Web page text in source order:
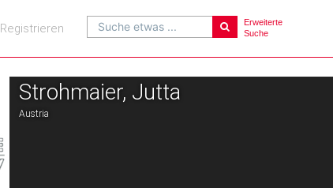
Suche etwas ...
Erweiterte
Suche
Registrieren
Strohmaier, Jutta
Austria